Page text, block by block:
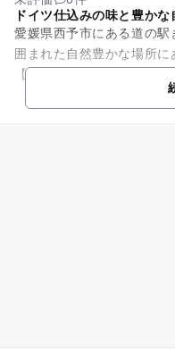
ドイツ仕込みの味と豊かな
愛媛県西予市にある道の
囲まれた自然豊かな場所に
【おすすめ情報】 ●手作